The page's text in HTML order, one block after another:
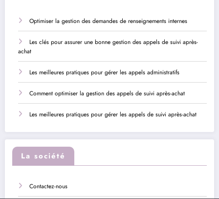
Optimiser la gestion des demandes de renseignements internes
Les clés pour assurer une bonne gestion des appels de suivi après-
achat
Les meilleures pratiques pour gérer les appels administratifs
Comment optimiser la gestion des appels de suivi après-achat
Les meilleures pratiques pour gérer les appels de suivi après-achat
La société
Contactez-nous